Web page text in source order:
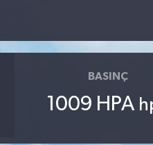
BASINÇ
1009 HPA